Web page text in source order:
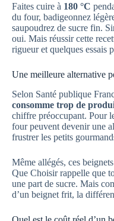
Faites cuire à 180 °C
du four, badigeonnez
saupoudrez de sucre fin.
oui. Mais réussir cette
rigueur et quelques essais
Une meilleure alternative
Selon Santé publique
consomme trop de
chiffre préoccupant. Pour
four peuvent devenir une
frustrer les petits
Même allégés, ces
Que Choisir rappelle que
une part de sucre. Mais
d’un beignet frit, la